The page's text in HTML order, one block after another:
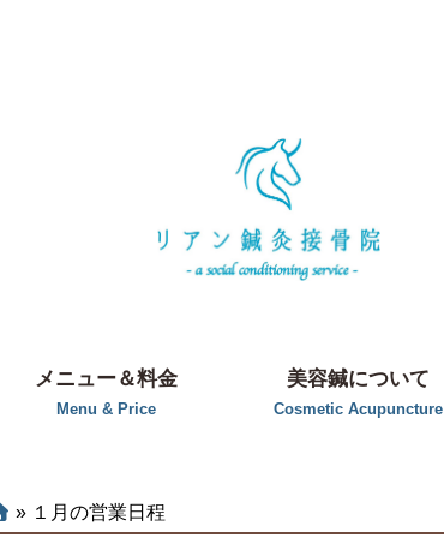
メニュー＆料金
Menu & Price
美容鍼について
Cosmetic Acupuncture
» １月の営業日程